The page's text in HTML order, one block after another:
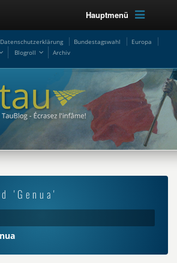
Hauptmenü
Datenschutzerklärung Bundestagswahl
Europa
Blogroll Archiv
'Genua'